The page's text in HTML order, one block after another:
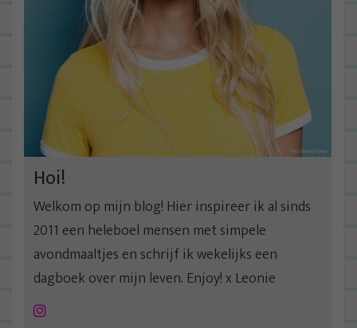
Hoi!
Welkom op mijn blog! Hier inspireer ik al sinds
2011 een heleboel mensen met simpele
avondmaaltjes en schrijf ik wekelijks een
dagboek over mijn leven. Enjoy! x Leonie
Instagram